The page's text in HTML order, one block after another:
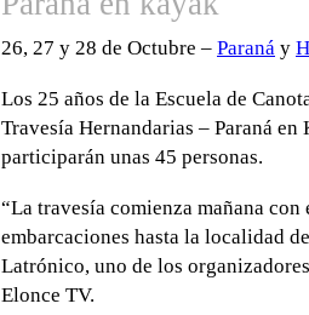
26, 27 y 28 de Octubre – Paraná y
Los 25 años de la Escuela de
Travesía Hernandarias – Paraná
participarán unas 45 personas.
“La travesía comienza mañana
embarcaciones hasta la localidad
Latrónico, uno de los
Elonce TV.